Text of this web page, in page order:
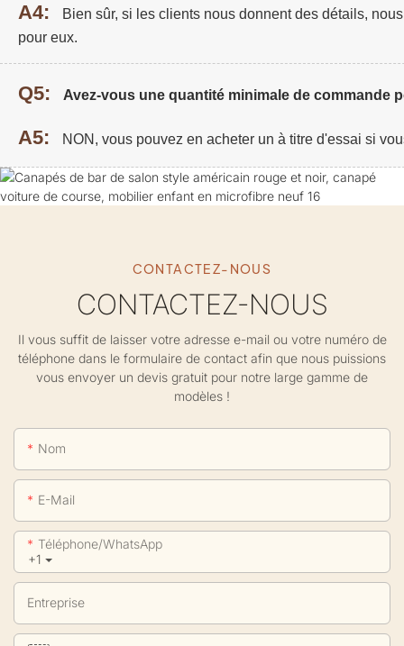
A4:
Bien sûr, si les clients nous donnent des détails,
pour eux.
Q5: Avez-vous une quantité minimale de commande
A5: NON, vous pouvez en acheter un à titre d'essai si
CONTACTEZ-NOUS
CONTACTEZ-NOUS
Il vous suffit de laisser votre adresse e-mail ou votre numéro de
téléphone dans le formulaire de contact afin que nous puissions
vous envoyer un devis gratuit pour notre large gamme de
modèles !
Nom
E-Mail
+1
Téléphone/WhatsApp
Entreprise